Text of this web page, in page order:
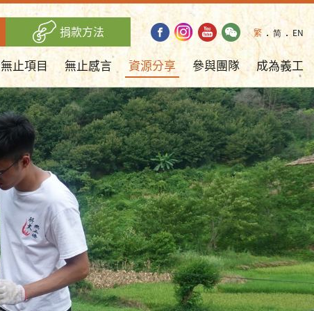
捐款方法 繁 ． 简 ． EN
無止項目 無止感言 資源分享 參與團隊 成為義工